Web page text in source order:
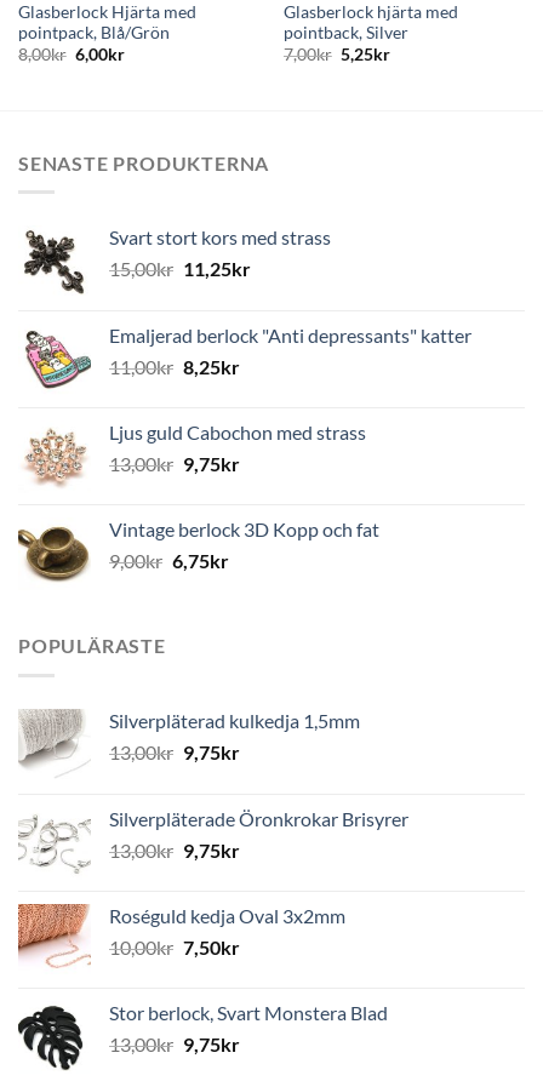
Glasberlock Hjärta med
pointpack, Blå/Grön
8,00kr 6,00kr
Glasberlock hjärta med
pointback, Silver
7,00kr 5,25kr
SENASTE PRODUKTERNA
Svart stort kors med strass
15,00kr 11,25kr
Emaljerad berlock "Anti depressants" katter
11,00kr 8,25kr
Ljus guld Cabochon med strass
13,00kr 9,75kr
Vintage berlock 3D Kopp och fat
9,00kr 6,75kr
POPULÄRASTE
Silverpläterad kulkedja 1,5mm
13,00kr 9,75kr
Silverpläterade Öronkrokar Brisyrer
13,00kr 9,75kr
Roséguld kedja Oval 3x2mm
10,00kr 7,50kr
Stor berlock, Svart Monstera Blad
13,00kr 9,75kr